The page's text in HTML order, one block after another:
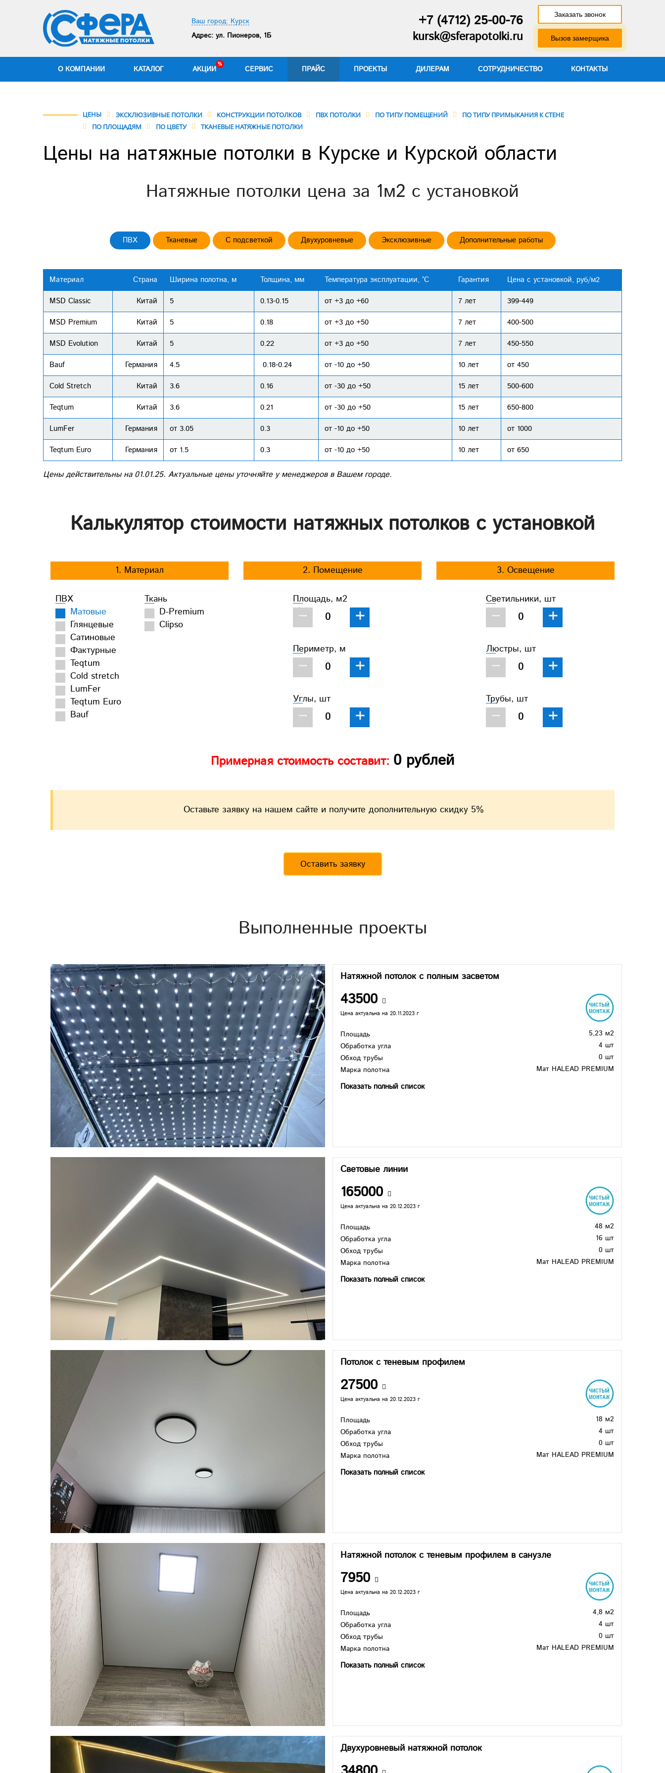
Ваш город: Курск
Адрес: ул. Пионеров, 1Б
+7 (4712) 25-00-76
kursk@sferapotolki.ru
Заказать звонок
Вызов замерщика
О КОМПАНИИ КАТАЛОГ АКЦИИ СЕРВИС ПРАЙС ПРОЕКТЫ ДИЛЕРАМ СОТРУДНИЧЕСТВО КОНТАКТЫ
ЦЕНЫ ЭКСКЛЮЗИВНЫЕ ПОТОЛКИ КОНСТРУКЦИИ ПОТОЛКОВ ПВХ ПОТОЛКИ ПО ТИПУ ПОМЕЩЕНИЙ
ПО ТИПУ ПРИМЫКАНИЯ К СТЕНЕ
ПО ПЛОЩАДЯМ
ПО ЦВЕТУ ТКАНЕВЫЕ НАТЯЖНЫЕ ПОТОЛКИ
Цены на натяжные потолки в Курске и Курской области
Натяжные потолки цена за 1м2 с установкой
ПВХ Тканевые С подсветкой Двухуровневые Эксклюзивные Дополнительные работы
Материал Страна Ширина полотна, м Толщина, мм Температура эксплуатации, °С Гарантия Цена с установкой, руб/м2
MSD Classic Китай 5 0.13-0.15 от +3 до +60 7 лет 399-449
MSD Premium Китай 5 0.18 от +3 до +50 7 лет 400-500
MSD Evolution Китай 5 0.22 от +3 до +50 7 лет 450-550
Bauf Германия 4.5 0.18-0.24 от -10 до +50 10 лет от 450
Cold Stretch Китай 3.6 0.16 от -30 до +50 15 лет 500-600
Teqtum Китай 3.6 0.21 от -30 до +50 15 лет 650-800
LumFer Германия от 3.05 0.3 от -10 до +50 10 лет от 1000
Teqtum Euro Германия от 1.5 0.3 от -10 до +50 10 лет от 650
Цены действительны на 01.01.25. Актуальные цены уточняйте у менеджеров в Вашем городе.
Калькулятор стоимости натяжных потолков с установкой
1. Материал
ПВХ
Матовые
Глянцевые
Сатиновые
Фактурные
Teqtum
Cold stretch
LumFer
Teqtum Euro
Bauf
Ткань
D-Premium
Clipso
2. Помещение
Площадь, м2
− +
Периметр, м
− +
Углы, шт
− +
3. Освещение
Светильники, шт
− +
Люстры, шт
− +
Трубы, шт
− +
Примерная стоимость составит: 0рублей
Оставьте заявку на нашем сайте и получите дополнительную скидку 5%
Оставить заявку
Выполненные проекты
Натяжной потолок с полным засветом
43500
Цена актуальна на 20.11.2023 г
Площадь
5,23 м2
Обработка угла
4 шт
Обход трубы
0 шт
Марка полотна
Мат HALEAD PREMIUM
Показать полный список
Световые линии
165000
Цена актуальна на 20.12.2023 г
Площадь
48 м2
Обработка угла
16 шт
Обход трубы
0 шт
Марка полотна
Мат HALEAD PREMIUM
Показать полный список
Потолок с теневым профилем
27500
Цена актуальна на 20.12.2023 г
Площадь
18 м2
Обработка угла
4 шт
Обход трубы
0 шт
Марка полотна
Мат HALEAD PREMIUM
Показать полный список
Натяжной потолок с теневым профилем в санузле
7950
Цена актуальна на 20.12.2023 г
Площадь
4,8 м2
Обработка угла
4 шт
Обход трубы
0 шт
Марка полотна
Мат HALEAD PREMIUM
Показать полный список
Двухуровневый натяжной потолок